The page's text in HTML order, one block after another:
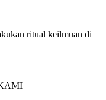
ritual keilmuan di